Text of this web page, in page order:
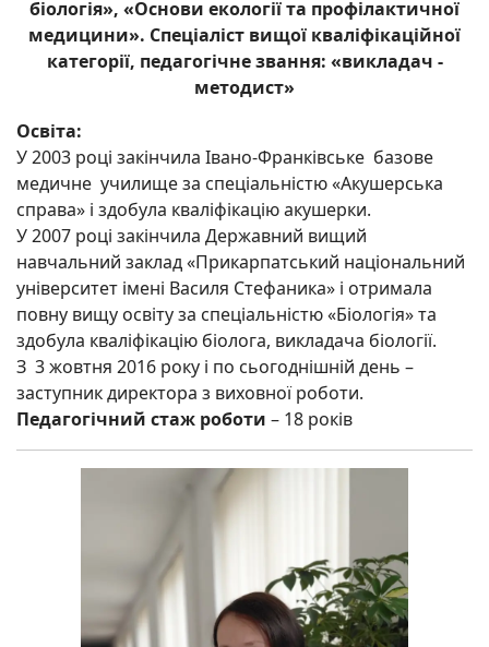
біологія», «Основи екології та профілактичної
медицини». Спеціаліст вищої кваліфікаційної
категорії, педагогічне звання: «викладач -
методист»
Освіта:
У 2003 році закінчила Івано-Франківське базове
медичне училище за спеціальністю «Акушерська
справа» і здобула кваліфікацію акушерки.
У 2007 році закінчила Державний вищий
навчальний заклад «Прикарпатський національний
університет імені Василя Стефаника» і отримала
повну вищу освіту за спеціальністю «Біологія» та
здобула кваліфікацію біолога, викладача біології.
З 3 жовтня 2016 року і по сьогоднішній день –
заступник директора з виховної роботи.
Педагогічний стаж роботи – 18 років